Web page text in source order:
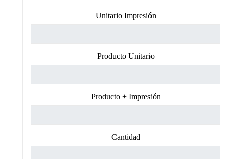
Unitario Impresión
Producto Unitario
Producto + Impresión
Cantidad